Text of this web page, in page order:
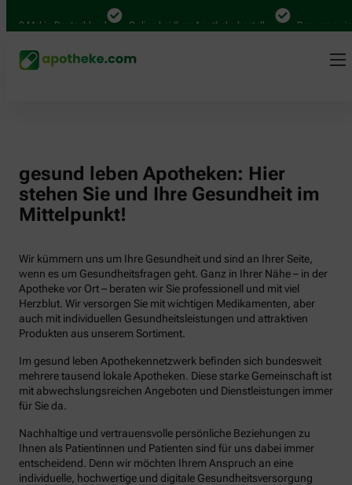
Mal in Deutschland Online bei Ihrer Apotheke bestellen Bequem
gesund leben Apotheken: Hier
stehen Sie und Ihre Gesundheit im
Mittelpunkt!
Wir kümmern uns um Ihre Gesundheit und sind an Ihrer Seite,
wenn es um Gesundheitsfragen geht. Ganz in Ihrer Nähe – in der
Apotheke vor Ort – beraten wir Sie professionell und mit viel
Herzblut. Wir versorgen Sie mit wichtigen Medikamenten, aber
auch mit individuellen Gesundheitsleistungen und attraktiven
Produkten aus unserem Sortiment.
Im gesund leben Apothekennetzwerk befinden sich bundesweit
mehrere tausend lokale Apotheken. Diese starke Gemeinschaft ist
mit abwechslungsreichen Angeboten und Dienstleistungen immer
für Sie da.
Nachhaltige und vertrauensvolle persönliche Beziehungen zu
Ihnen als Patientinnen und Patienten sind für uns dabei immer
entscheidend. Denn wir möchten Ihrem Anspruch an eine
individuelle, hochwertige und digitale Gesundheitsversorgung